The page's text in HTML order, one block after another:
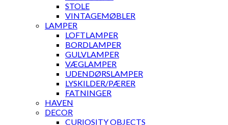
STOLE
VINTAGEMØBLER
LAMPER
LOFTLAMPER
BORDLAMPER
GULVLAMPER
VÆGLAMPER
UDENDØRSLAMPER
LYSKILDER/PÆRER
FATNINGER
HAVEN
DECOR
CURIOSITY OBJECTS